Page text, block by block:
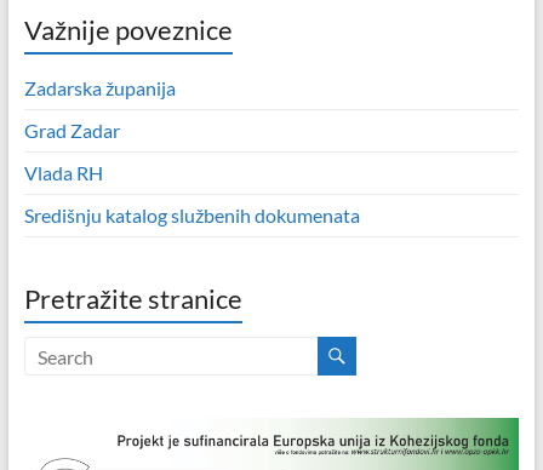
Važnije poveznice
Zadarska županija
Grad Zadar
Vlada RH
Središnju katalog službenih dokumenata
Pretražite stranice